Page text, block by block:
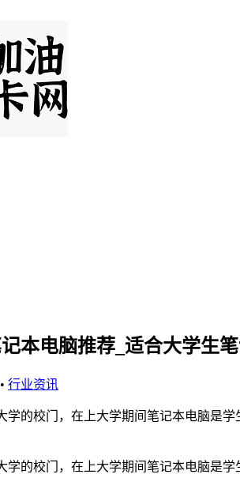
本电脑推荐_适合大学生
• 行业资讯
学的校门，在上大学期间笔记本电脑是
学的校门，在上大学期间笔记本电脑是